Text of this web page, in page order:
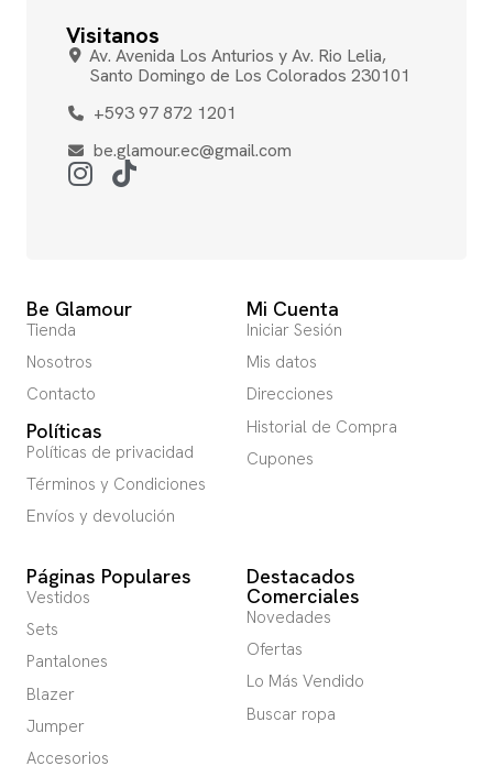
Visitanos
Av. Avenida Los Anturios y Av. Rio Lelia,
Santo Domingo de Los Colorados 230101
+593 97 872 1201
be.glamour.ec@gmail.com
Be Glamour
Tienda
Nosotros
Contacto
Políticas
Políticas de privacidad
Términos y Condiciones
Envíos y devolución
Mi Cuenta
Iniciar Sesión
Mis datos
Direcciones
Historial de Compra
Cupones
Páginas Populares
Vestidos
Sets
Pantalones
Blazer
Jumper
Accesorios
Destacados
Comerciales
Novedades
Ofertas
Lo Más Vendido
Buscar ropa